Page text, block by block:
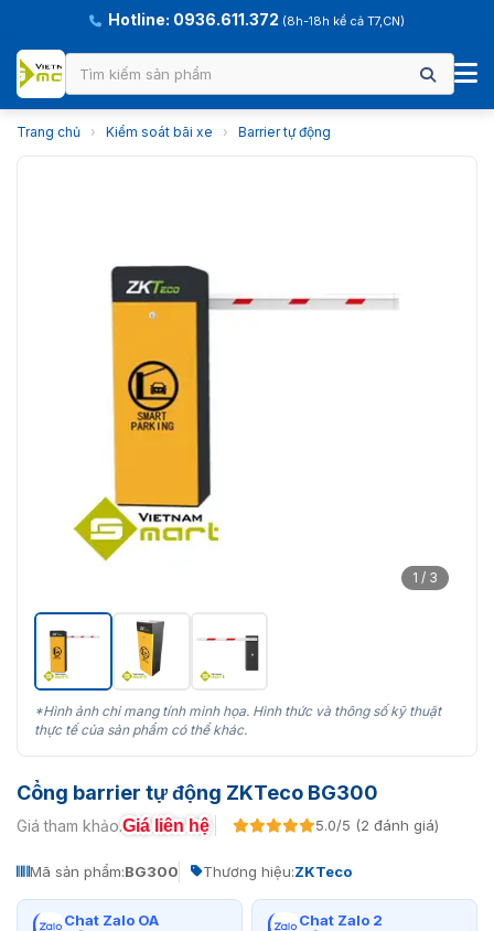
Hotline: 0936.611.372 (8h-18h kể cả T7,CN)
Trang chủ › Kiểm soát bãi xe › Barrier tự động
1 / 3
*Hình ảnh chỉ mang tính minh họa. Hình thức và thông số kỹ thuật
thực tế của sản phẩm có thể khác.
Cổng barrier tự động ZKTeco BG300
Giá tham khảo:Giá liên hệ 5.0/5 (2 đánh giá)
Mã sản phẩm:BG300 Thương hiệu:ZKTeco
Chat Zalo OA Chat Zalo 2